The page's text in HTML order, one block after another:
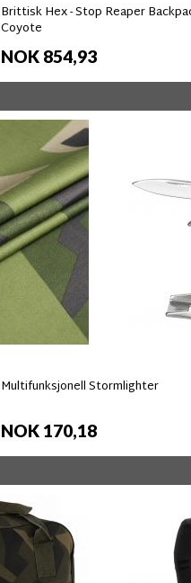
Brittisk Hex - Stop Reaper
Coyote
NOK 854,93
Multifunksjonell Stormlighter
NOK 170,18